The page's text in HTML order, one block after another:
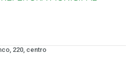
220, centro